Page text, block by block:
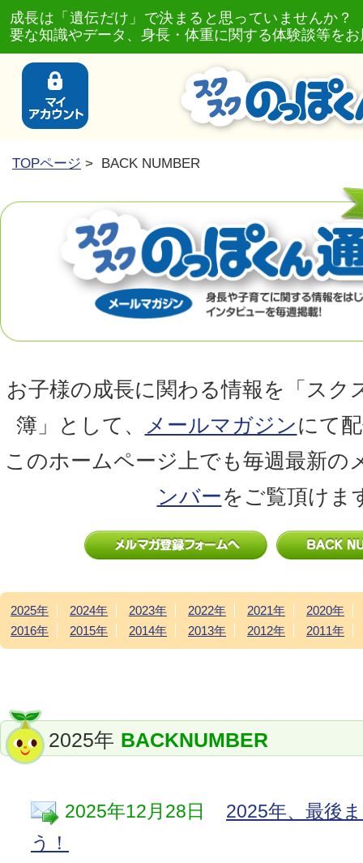
成長は「遺伝だけ」で決まると思っていませんか
要な知識やデータ、身長・体重に関する体験談等を
TOPページ > BACK NUMBER
お子様の成長に関わる情報を「スク
簿」として、
メールマガジンにて
このホームページ上でも毎週最新の
ンバーをご覧頂けま
2025年 2024年 2023年 2022年 2021年
2020年
2016年
2015年 2014年 2013年 2012年 2011年
2025年 BACKNUMBER
2025年12月28日
2025年、最後
う！